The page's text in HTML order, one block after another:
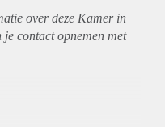
over deze Kamer in
contact opnemen met